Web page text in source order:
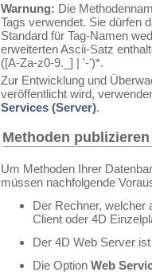
Warnung: Die
Tags verwendet. Sie dürfen
Standard für Tag-Namen
erweiterten Ascii-Satz
([A-Za-z0-9._] | '-')*.
Zur Entwicklung und
veröffentlicht wird,
Services (Server).
Methoden publizieren
Um Methoden Ihrer
müssen nachfolgende
Der Rechner, welcher
Client oder 4D
Der 4D Web Server
Die Option Web